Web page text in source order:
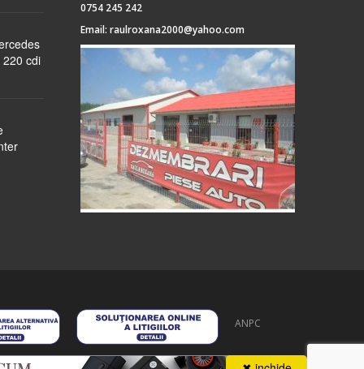
cdi
0754 245 242
Email: raulroxana2000@yahoo.com
ANPC
despre noi formular cerere autentificare contact